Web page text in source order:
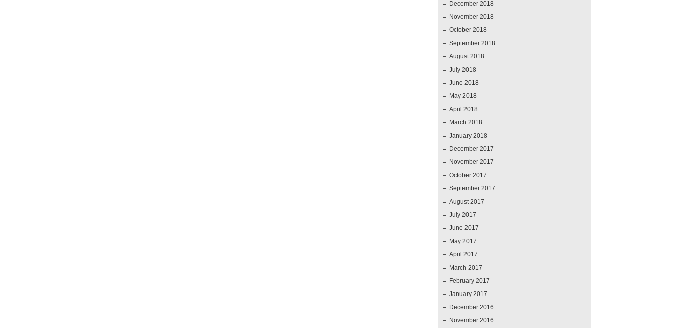
December 2018
November 2018
October 2018
September 2018
August 2018
July 2018
June 2018
May 2018
April 2018
March 2018
January 2018
December 2017
November 2017
October 2017
September 2017
August 2017
July 2017
June 2017
May 2017
April 2017
March 2017
February 2017
January 2017
December 2016
November 2016